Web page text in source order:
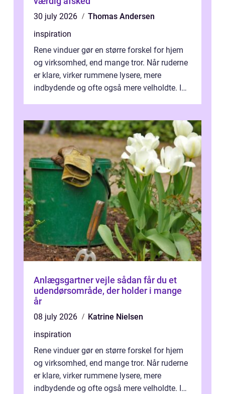
30 july 2026
Thomas Andersen
inspiration
Rene vinduer gør en større forskel for hjem
og virksomhed, end mange tror. Når ruderne
er klare, virker rummene lysere, mere
indbydende og ofte også mere velholdte. I
Anlægsgartner vejle sådan får du et
udendørsområde, der holder i mange
år
08 july 2026
Katrine Nielsen
inspiration
Rene vinduer gør en større forskel for hjem
og virksomhed, end mange tror. Når ruderne
er klare, virker rummene lysere, mere
indbydende og ofte også mere velholdte. I